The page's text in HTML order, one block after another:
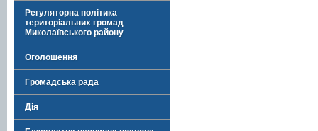
Регуляторна політика
територіальних громад
Миколаївського району
Оголошення
Громадська рада
Дія